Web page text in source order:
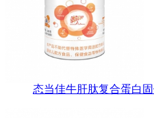
态当佳牛肝肽复合蛋白